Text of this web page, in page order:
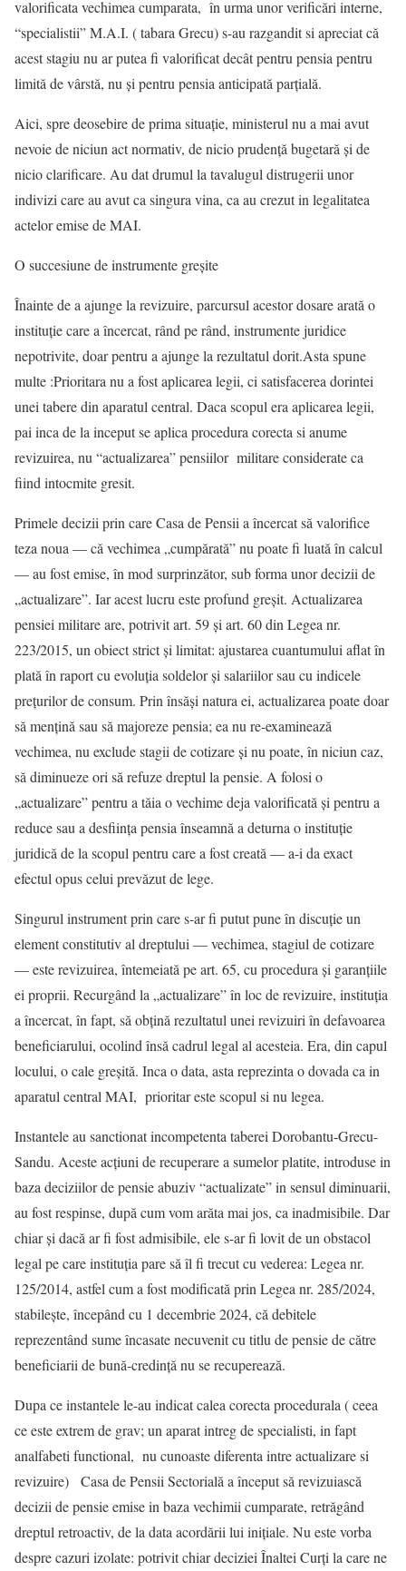
valorificata vechimea cumparata, în urma unor verificări interne,
“specialistii” M.A.I. ( tabara Grecu) s-au razgandit si apreciat că
acest stagiu nu ar putea fi valorificat decât pentru pensia pentru
limită de vârstă, nu și pentru pensia anticipată parțială.
Aici, spre deosebire de prima situație, ministerul nu a mai avut
nevoie de niciun act normativ, de nicio prudență bugetară și de
nicio clarificare. Au dat drumul la tavalugul distrugerii unor
indivizi care au avut ca singura vina, ca au crezut in legalitatea
actelor emise de MAI.
O succesiune de instrumente greșite
Înainte de a ajunge la revizuire, parcursul acestor dosare arată o
instituție care a încercat, rând pe rând, instrumente juridice
nepotrivite, doar pentru a ajunge la rezultatul dorit.Asta spune
multe :Prioritara nu a fost aplicarea legii, ci satisfacerea dorintei
unei tabere din aparatul central. Daca scopul era aplicarea legii,
pai inca de la inceput se aplica procedura corecta si anume
revizuirea, nu “actualizarea” pensiilor militare considerate ca
fiind intocmite gresit.
Primele decizii prin care Casa de Pensii a încercat să valorifice
teza noua — că vechimea „cumpărată” nu poate fi luată în calcul
— au fost emise, în mod surprinzător, sub forma unor decizii de
„actualizare”. Iar acest lucru este profund greșit. Actualizarea
pensiei militare are, potrivit art. 59 și art. 60 din Legea nr.
223/2015, un obiect strict și limitat: ajustarea cuantumului aflat în
plată în raport cu evoluția soldelor și salariilor sau cu indicele
prețurilor de consum. Prin însăși natura ei, actualizarea poate doar
să mențină sau să majoreze pensia; ea nu re-examinează
vechimea, nu exclude stagii de cotizare și nu poate, în niciun caz,
să diminueze ori să refuze dreptul la pensie. A folosi o
„actualizare” pentru a tăia o vechime deja valorificată și pentru a
reduce sau a desființa pensia înseamnă a deturna o instituție
juridică de la scopul pentru care a fost creată — a-i da exact
efectul opus celui prevăzut de lege.
Singurul instrument prin care s-ar fi putut pune în discuție un
element constitutiv al dreptului — vechimea, stagiul de cotizare
— este revizuirea, întemeiată pe art. 65, cu procedura și garanțiile
ei proprii. Recurgând la „actualizare” în loc de revizuire, instituția
a încercat, în fapt, să obțină rezultatul unei revizuiri în defavoarea
beneficiarului, ocolind însă cadrul legal al acesteia. Era, din capul
locului, o cale greșită. Inca o data, asta reprezinta o dovada ca in
aparatul central MAI, prioritar este scopul si nu legea.
Instantele au sanctionat incompetenta taberei Dorobantu-Grecu-
Sandu. Aceste acțiuni de recuperare a sumelor platite, introduse in
baza deciziilor de pensie abuziv “actualizate” in sensul diminuarii,
au fost respinse, după cum vom arăta mai jos, ca inadmisibile. Dar
chiar și dacă ar fi fost admisibile, ele s-ar fi lovit de un obstacol
legal pe care instituția pare să îl fi trecut cu vederea: Legea nr.
125/2014, astfel cum a fost modificată prin Legea nr. 285/2024,
stabilește, începând cu 1 decembrie 2024, că debitele
reprezentând sume încasate necuvenit cu titlu de pensie de către
beneficiarii de bună-credință nu se recuperează.
Dupa ce instantele le-au indicat calea corecta procedurala ( ceea
ce este extrem de grav; un aparat intreg de specialisti, in fapt
analfabeti functional, nu cunoaste diferenta intre actualizare si
revizuire) Casa de Pensii Sectorială a început să revizuiască
decizii de pensie emise in baza vechimii cumparate, retrăgând
dreptul retroactiv, de la data acordării lui inițiale. Nu este vorba
despre cazuri izolate: potrivit chiar deciziei Înaltei Curți la care ne